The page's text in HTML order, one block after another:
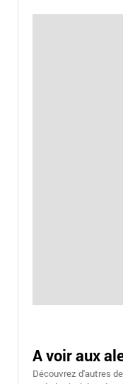
A voir aux
Découvrez d'autres